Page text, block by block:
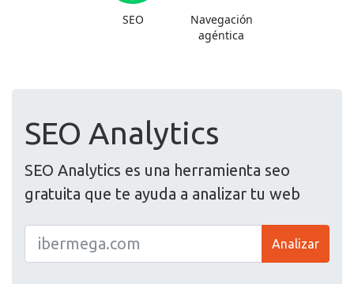
SEO Analytics
SEO Analytics es una herramienta seo
gratuita que te ayuda a analizar tu web
Analizar